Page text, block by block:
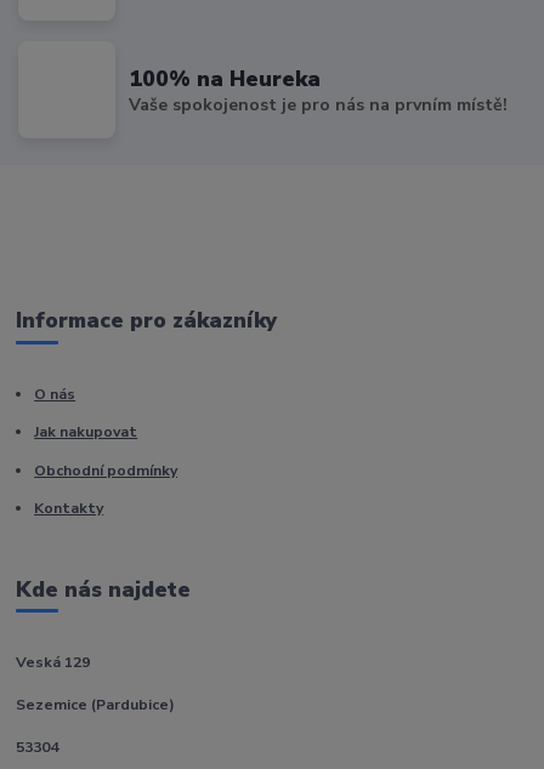
100% na Heureka
Vaše spokojenost je pro nás na prvním místě!
Informace pro zákazníky
O nás
Jak nakupovat
Obchodní podmínky
Kontakty
Kde nás najdete
Veská 129
Sezemice (Pardubice)
53304